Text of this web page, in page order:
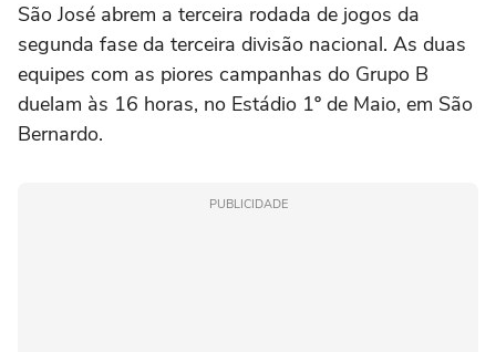
São José abrem a terceira rodada de jogos da
segunda fase da terceira divisão nacional. As duas
equipes com as piores campanhas do Grupo B
duelam às 16 horas, no Estádio 1º de Maio, em São
Bernardo.
PUBLICIDADE